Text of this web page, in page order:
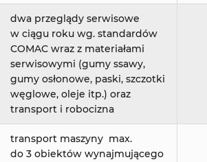
dwa przeglądy serwisowe
w ciągu roku wg. standardów
COMAC wraz z materiałami
serwisowymi (gumy ssawy,
gumy osłonowe, paski, szczotki
węglowe, oleje itp.) oraz
transport i robocizna
transport maszyny max.
do 3 obiektów wynajmującego